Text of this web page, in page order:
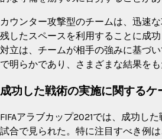
カウンター攻撃型のチームは、迅速
残したスペースを利用することに成
対立は、チームが相手の強みに基づ
で明らかであり、さまざまな結果をも
成功した戦術の実施に関するケ
FIFAアラブカップ2021では、成功し
試合で見られた。特に注目すべき例